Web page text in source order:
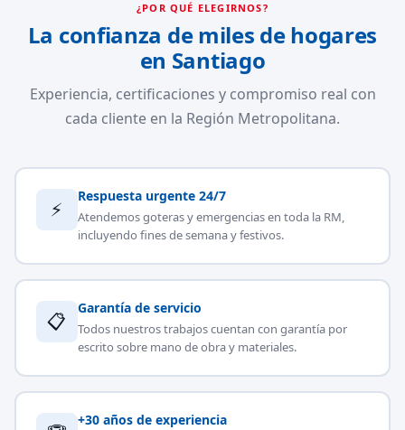
¿POR QUÉ ELEGIRNOS?
La confianza de miles de hogares
en Santiago
Experiencia, certificaciones y compromiso real con
cada cliente en la Región Metropolitana.
⚡
Respuesta urgente 24/7
Atendemos goteras y emergencias en toda la RM,
incluyendo fines de semana y festivos.
📋
Garantía de servicio
Todos nuestros trabajos cuentan con garantía por
escrito sobre mano de obra y materiales.
+30 años de experiencia